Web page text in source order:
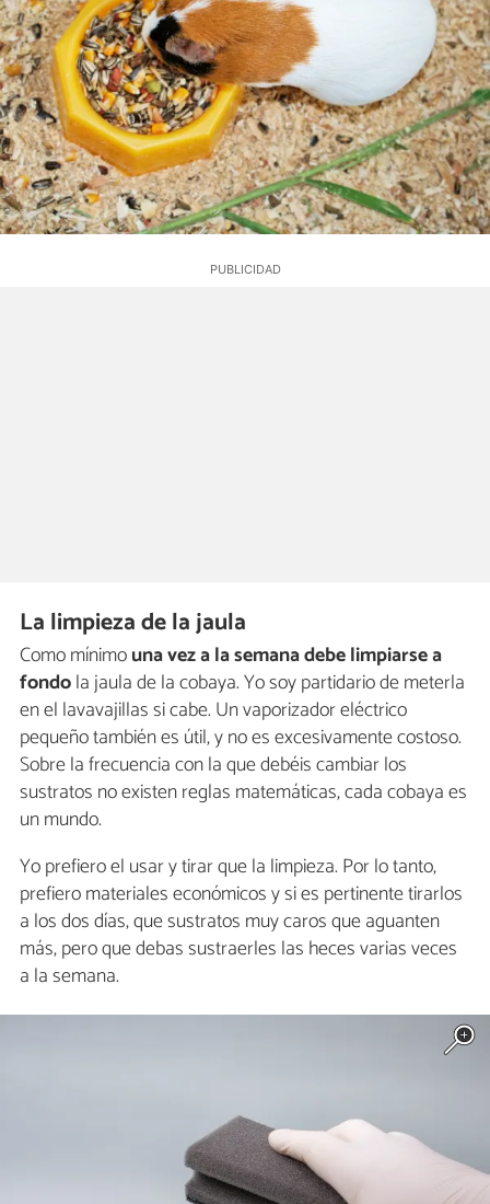
La limpieza de la jaula
Como mínimouna vez a la semana debe limpiarse a
fondola jaula de la cobaya. Yo soy partidario de meterla
en el lavavajillas si cabe. Un vaporizador eléctrico
pequeño también es útil, y no es excesivamente costoso.
Sobre la frecuencia con la que debéis cambiar los
sustratos no existen reglas matemáticas, cada cobaya es
un mundo.
Yo prefiero el usar y tirar que la limpieza. Por lo tanto,
prefiero materiales económicos y si es pertinente tirarlos
a los dos días, que sustratos muy caros que aguanten
más, pero que debas sustraerles las heces varias veces
a la semana.